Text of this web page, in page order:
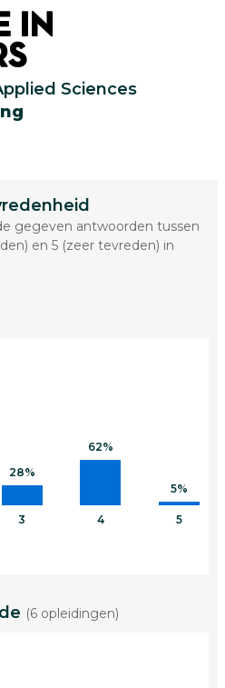
Sciences
gegeven antwoorden tussen
en 5 (zeer tevreden) in
28%
3
62%
4
5%
5
(6 opleidingen)